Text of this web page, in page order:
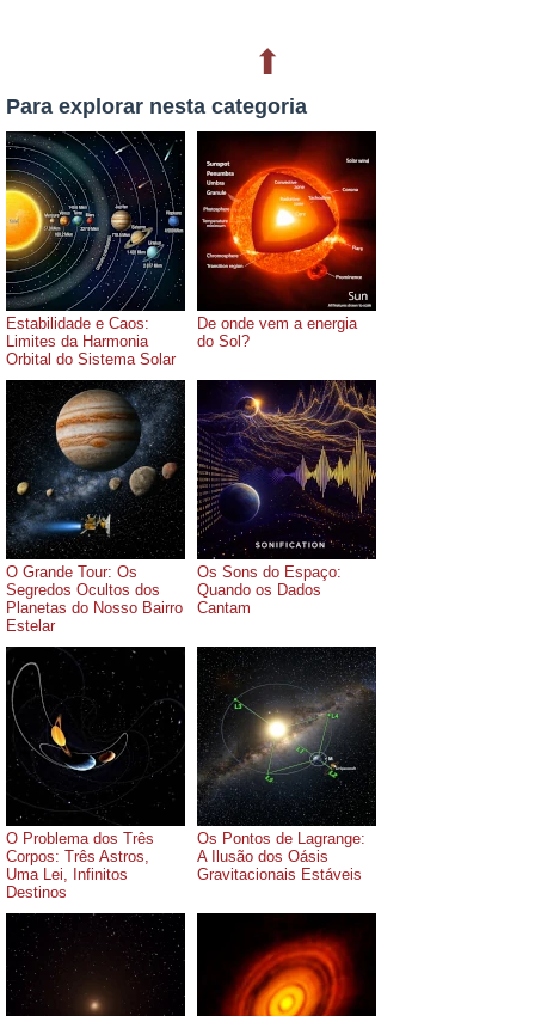
⬆
Para explorar nesta categoria
Estabilidade e Caos:
Limites da Harmonia
Orbital do Sistema Solar
De onde vem a energia
do Sol?
O Grande Tour: Os
Segredos Ocultos dos
Planetas do Nosso Bairro
Estelar
Os Sons do Espaço:
Quando os Dados
Cantam
O Problema dos Três
Corpos: Três Astros,
Uma Lei, Infinitos
Destinos
Os Pontos de Lagrange:
A Ilusão dos Oásis
Gravitacionais Estáveis